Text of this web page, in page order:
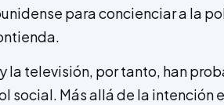
para concienciar a la
la televisión, por tanto, han
social. Más allá de la